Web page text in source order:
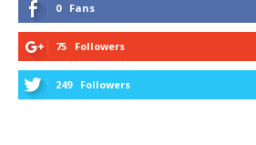
0 Fans
75 Followers
249 Followers